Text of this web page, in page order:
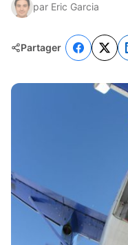
par Eric Garcia
Partager